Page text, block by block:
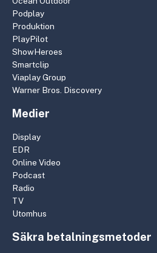
Podplay
Produktion
PlayPilot
ShowHeroes
Smartclip
Viaplay Group
Warner Bros. Discovery
Medier
Display
EDR
Online Video
Podcast
Radio
TV
Utomhus
Säkra betalningsmetoder